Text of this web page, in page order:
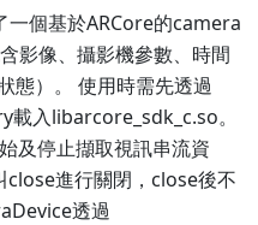
個基於ARCore的camera
含影像、攝影機參數、時間
態）。 使用時需先透過
入libarcore_sdk_c.so。
及停止擷取視訊串流資
close進行關閉，close後不
透過